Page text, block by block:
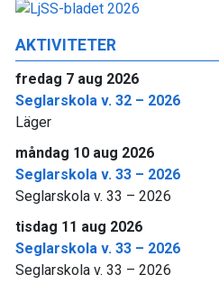
AKTIVITETER
fredag 7 aug 2026
Seglarskola v. 32 – 2026
Läger
måndag 10 aug 2026
Seglarskola v. 33 – 2026
Seglarskola v. 33 – 2026
tisdag 11 aug 2026
Seglarskola v. 33 – 2026
Seglarskola v. 33 – 2026